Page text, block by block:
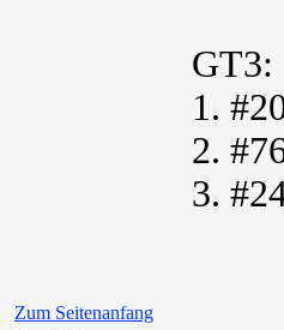
GT3:
1.
2.
3.
Zum Seitenanfang